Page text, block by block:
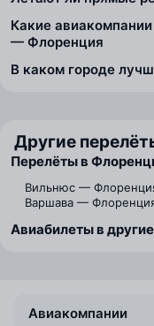
Какие
— Флоренция
В каком городе
Другие
Перелёты в
Вильнюс —
Варшава —
Авиабилеты в
Авиакомпании